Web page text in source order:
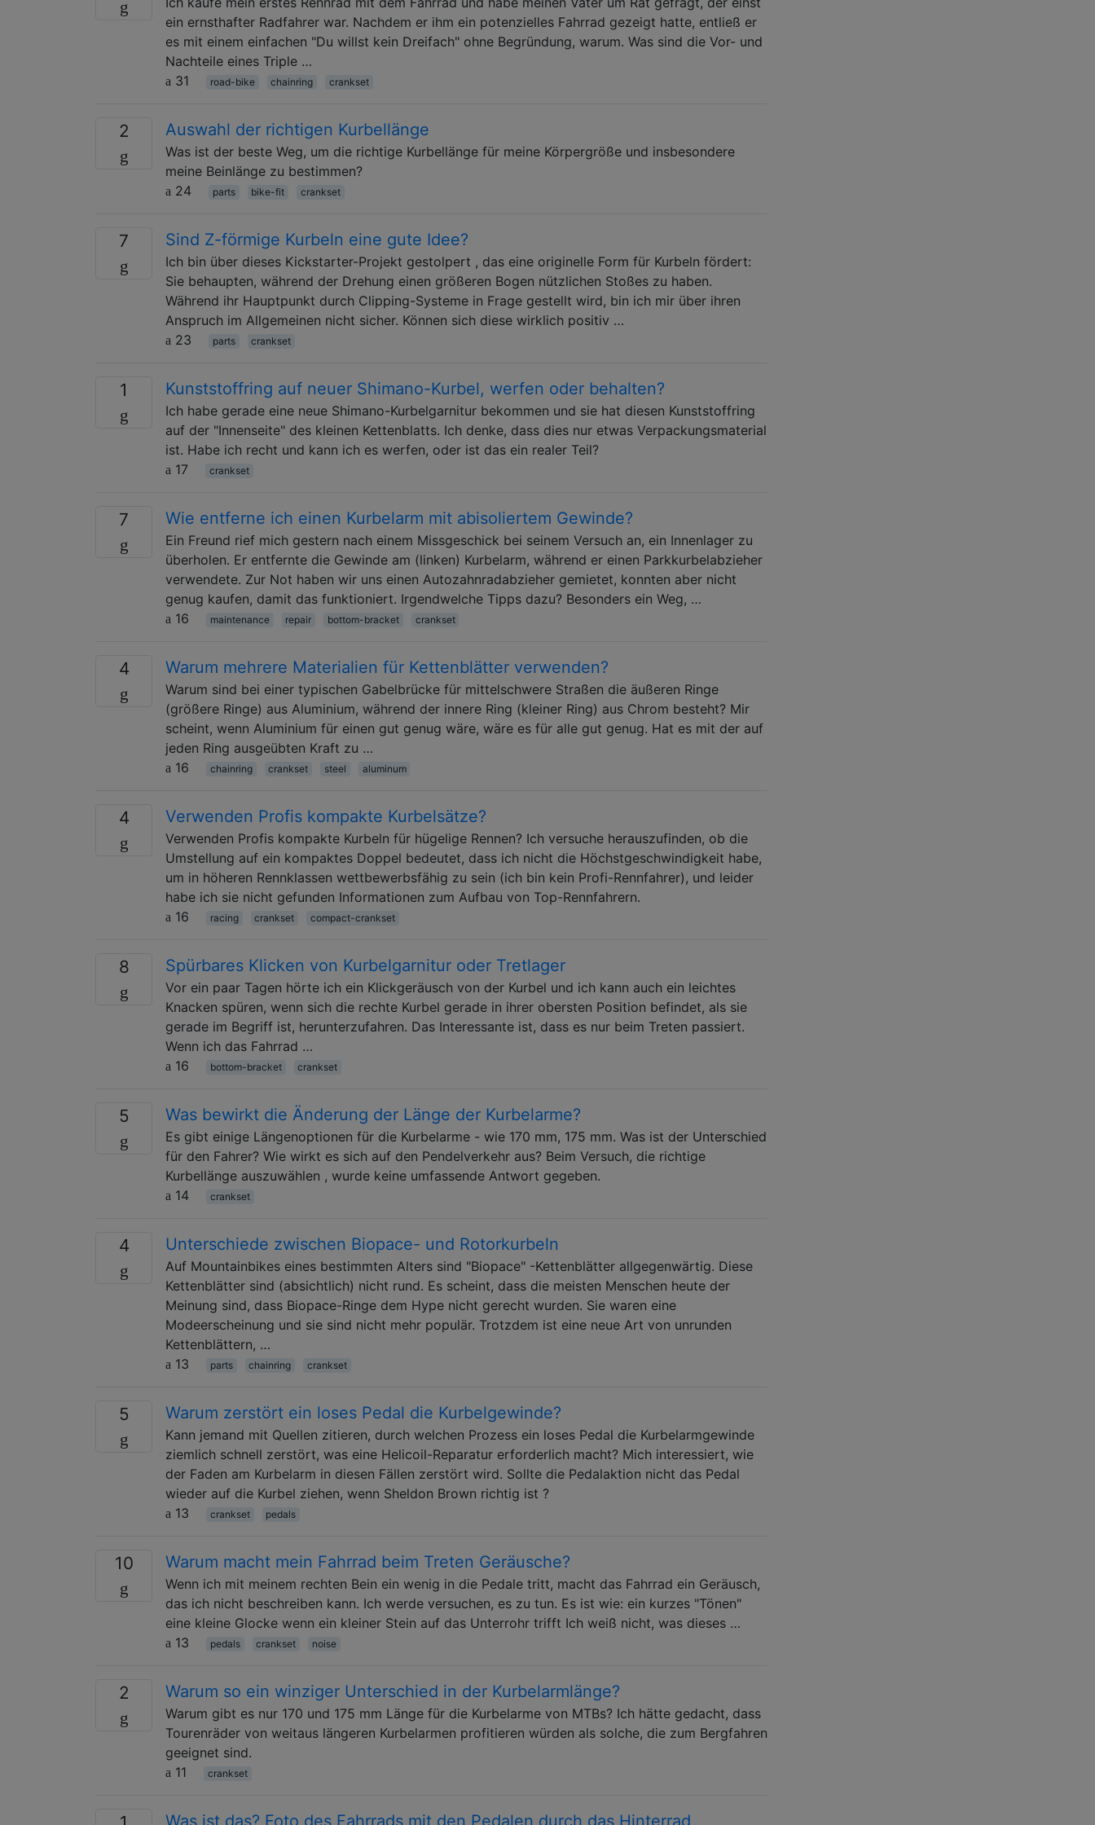
ein ernsthafter Radfahrer war. Nachdem er ihm ein potenzielles Fahrrad gezeigt hatte, entließ er
es mit einem einfachen "Du willst kein Dreifach" ohne Begründung, warum. Was sind die Vor- und
Nachteile eines Triple …
31
road-bike chainring crankset
2 Auswahl der richtigen Kurbellänge
Was ist der beste Weg, um die richtige Kurbellänge für meine Körpergröße und insbesondere
meine Beinlänge zu bestimmen?
24
parts bike-fit crankset
7 Sind Z-förmige Kurbeln eine gute Idee?
Ich bin über dieses Kickstarter-Projekt gestolpert , das eine originelle Form für Kurbeln fördert:
Sie behaupten, während der Drehung einen größeren Bogen nützlichen Stoßes zu haben.
Während ihr Hauptpunkt durch Clipping-Systeme in Frage gestellt wird, bin ich mir über ihren
Anspruch im Allgemeinen nicht sicher. Können sich diese wirklich positiv …
23
parts crankset
1 Kunststoffring auf neuer Shimano-Kurbel, werfen oder behalten?
Ich habe gerade eine neue Shimano-Kurbelgarnitur bekommen und sie hat diesen Kunststoffring
auf der "Innenseite" des kleinen Kettenblatts. Ich denke, dass dies nur etwas Verpackungsmaterial
ist. Habe ich recht und kann ich es werfen, oder ist das ein realer Teil?
17
crankset
7 Wie entferne ich einen Kurbelarm mit abisoliertem Gewinde?
Ein Freund rief mich gestern nach einem Missgeschick bei seinem Versuch an, ein Innenlager zu
überholen. Er entfernte die Gewinde am (linken) Kurbelarm, während er einen Parkkurbelabzieher
verwendete. Zur Not haben wir uns einen Autozahnradabzieher gemietet, konnten aber nicht
genug kaufen, damit das funktioniert. Irgendwelche Tipps dazu? Besonders ein Weg, …
16
maintenance repair bottom-bracket crankset
4 Warum mehrere Materialien für Kettenblätter verwenden?
Warum sind bei einer typischen Gabelbrücke für mittelschwere Straßen die äußeren Ringe
(größere Ringe) aus Aluminium, während der innere Ring (kleiner Ring) aus Chrom besteht? Mir
scheint, wenn Aluminium für einen gut genug wäre, wäre es für alle gut genug. Hat es mit der auf
jeden Ring ausgeübten Kraft zu …
16
chainring crankset steel aluminum
4 Verwenden Profis kompakte Kurbelsätze?
Verwenden Profis kompakte Kurbeln für hügelige Rennen? Ich versuche herauszufinden, ob die
Umstellung auf ein kompaktes Doppel bedeutet, dass ich nicht die Höchstgeschwindigkeit habe,
um in höheren Rennklassen wettbewerbsfähig zu sein (ich bin kein Profi-Rennfahrer), und leider
habe ich sie nicht gefunden Informationen zum Aufbau von Top-Rennfahrern.
16
racing crankset compact-crankset
8 Spürbares Klicken von Kurbelgarnitur oder Tretlager
Vor ein paar Tagen hörte ich ein Klickgeräusch von der Kurbel und ich kann auch ein leichtes
Knacken spüren, wenn sich die rechte Kurbel gerade in ihrer obersten Position befindet, als sie
gerade im Begriff ist, herunterzufahren. Das Interessante ist, dass es nur beim Treten passiert.
Wenn ich das Fahrrad …
16
bottom-bracket crankset
5 Was bewirkt die Änderung der Länge der Kurbelarme?
Es gibt einige Längenoptionen für die Kurbelarme - wie 170 mm, 175 mm. Was ist der Unterschied
für den Fahrer? Wie wirkt es sich auf den Pendelverkehr aus? Beim Versuch, die richtige
Kurbellänge auszuwählen , wurde keine umfassende Antwort gegeben.
14
crankset
4 Unterschiede zwischen Biopace- und Rotorkurbeln
Auf Mountainbikes eines bestimmten Alters sind "Biopace" -Kettenblätter allgegenwärtig. Diese
Kettenblätter sind (absichtlich) nicht rund. Es scheint, dass die meisten Menschen heute der
Meinung sind, dass Biopace-Ringe dem Hype nicht gerecht wurden. Sie waren eine
Modeerscheinung und sie sind nicht mehr populär. Trotzdem ist eine neue Art von unrunden
Kettenblättern, …
13
parts chainring crankset
5 Warum zerstört ein loses Pedal die Kurbelgewinde?
Kann jemand mit Quellen zitieren, durch welchen Prozess ein loses Pedal die Kurbelarmgewinde
ziemlich schnell zerstört, was eine Helicoil-Reparatur erforderlich macht? Mich interessiert, wie
der Faden am Kurbelarm in diesen Fällen zerstört wird. Sollte die Pedalaktion nicht das Pedal
wieder auf die Kurbel ziehen, wenn Sheldon Brown richtig ist ?
13
crankset pedals
10 Warum macht mein Fahrrad beim Treten Geräusche?
Wenn ich mit meinem rechten Bein ein wenig in die Pedale tritt, macht das Fahrrad ein Geräusch,
das ich nicht beschreiben kann. Ich werde versuchen, es zu tun. Es ist wie: ein kurzes "Tönen"
eine kleine Glocke wenn ein kleiner Stein auf das Unterrohr trifft Ich weiß nicht, was dieses …
13
pedals crankset noise
2 Warum so ein winziger Unterschied in der Kurbelarmlänge?
Warum gibt es nur 170 und 175 mm Länge für die Kurbelarme von MTBs? Ich hätte gedacht, dass
Tourenräder von weitaus längeren Kurbelarmen profitieren würden als solche, die zum Bergfahren
geeignet sind.
11
crankset
Was ist das? Foto des Fahrrads mit den Pedalen durch das Hinterrad